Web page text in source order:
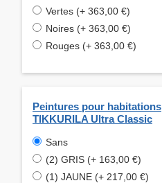
Vertes (+ 363,00 €)
Noires (+ 363,00 €)
Rouges (+ 363,00 €)
Peintures pour habitations
TIKKURILA Ultra Classic
Sans
(2) GRIS (+ 163,00 €)
(1) JAUNE (+ 217,00 €)